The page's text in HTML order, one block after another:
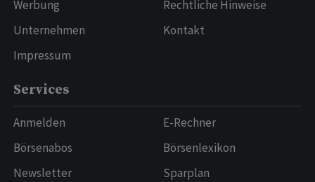
Werbung
Unternehmen
Impressum
Rechtliche Hinweise
Kontakt
Services
Anmelden
Börsenabos
Newsletter
E-Rechner
Börsenlexikon
Sparplan